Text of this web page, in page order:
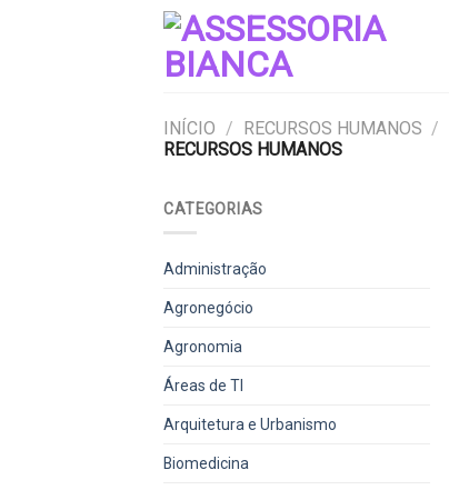
INÍCIO / RECURSOS HUMANOS /
RECURSOS HUMANOS
CATEGORIAS
Administração
Agronegócio
Agronomia
Áreas de TI
Arquitetura e Urbanismo
Biomedicina